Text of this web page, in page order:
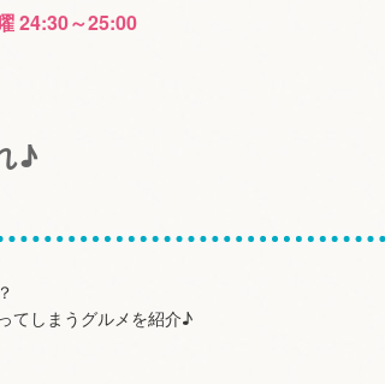
24:30～25:00
♪
てしまうグルメを紹介♪